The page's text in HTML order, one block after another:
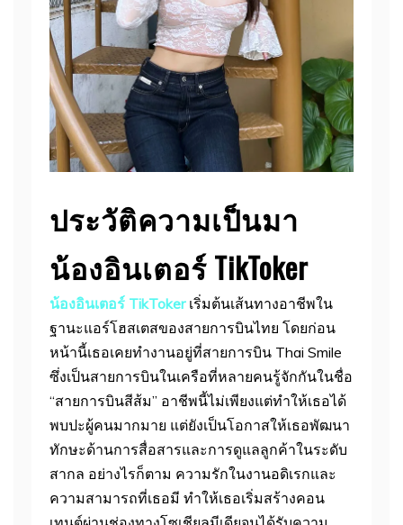
ประวัติความเป็นมา
น้องอินเตอร์ TikToker
น้องอินเตอร์ TikToker เริ่มต้นเส้นทางอาชีพใน
ฐานะแอร์โฮสเตสของสายการบินไทย โดยก่อน
หน้านี้เธอเคยทำงานอยู่ที่สายการบิน Thai Smile
ซึ่งเป็นสายการบินในเครือที่หลายคนรู้จักกันในชื่อ
“สายการบินสีส้ม” อาชีพนี้ไม่เพียงแต่ทำให้เธอได้
พบปะผู้คนมากมาย แต่ยังเป็นโอกาสให้เธอพัฒนา
ทักษะด้านการสื่อสารและการดูแลลูกค้าในระดับ
สากล อย่างไรก็ตาม ความรักในงานอดิเรกและ
ความสามารถที่เธอมี ทำให้เธอเริ่มสร้างคอน